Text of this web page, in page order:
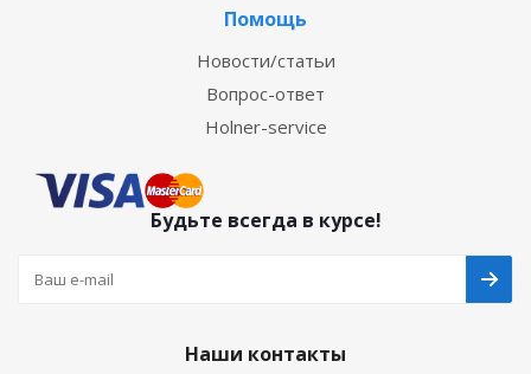
Помощь
Новости/статьи
Вопрос-ответ
Holner-service
Будьте всегда в курсе!
Наши контакты